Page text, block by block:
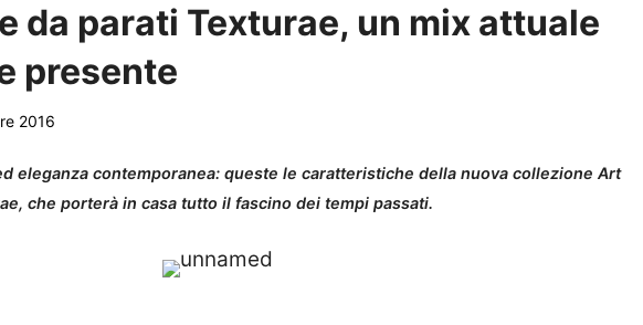
da parati Texturae, un mix attuale
presente
2016
eleganza contemporanea: queste le caratteristiche della nuova collezione Art
che porterà in casa tutto il fascino dei tempi passati.